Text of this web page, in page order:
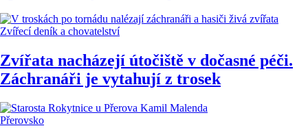
Zvířecí deník a chovatelství
Zvířata nacházejí útočiště v dočasné péči.
Záchranáři je vytahují z trosek
Přerovsko